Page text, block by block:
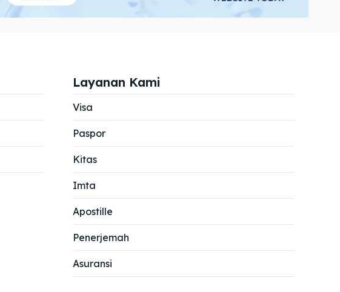
Cari
Cari
Layanan Kami
Visa
Paspor
Kitas
Imta
Apostille
Penerjemah
Asuransi